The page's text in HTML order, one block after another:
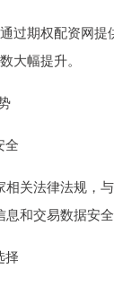
过期权配资网
大幅提升。
全
关法律法规，
和交易数据安全
择